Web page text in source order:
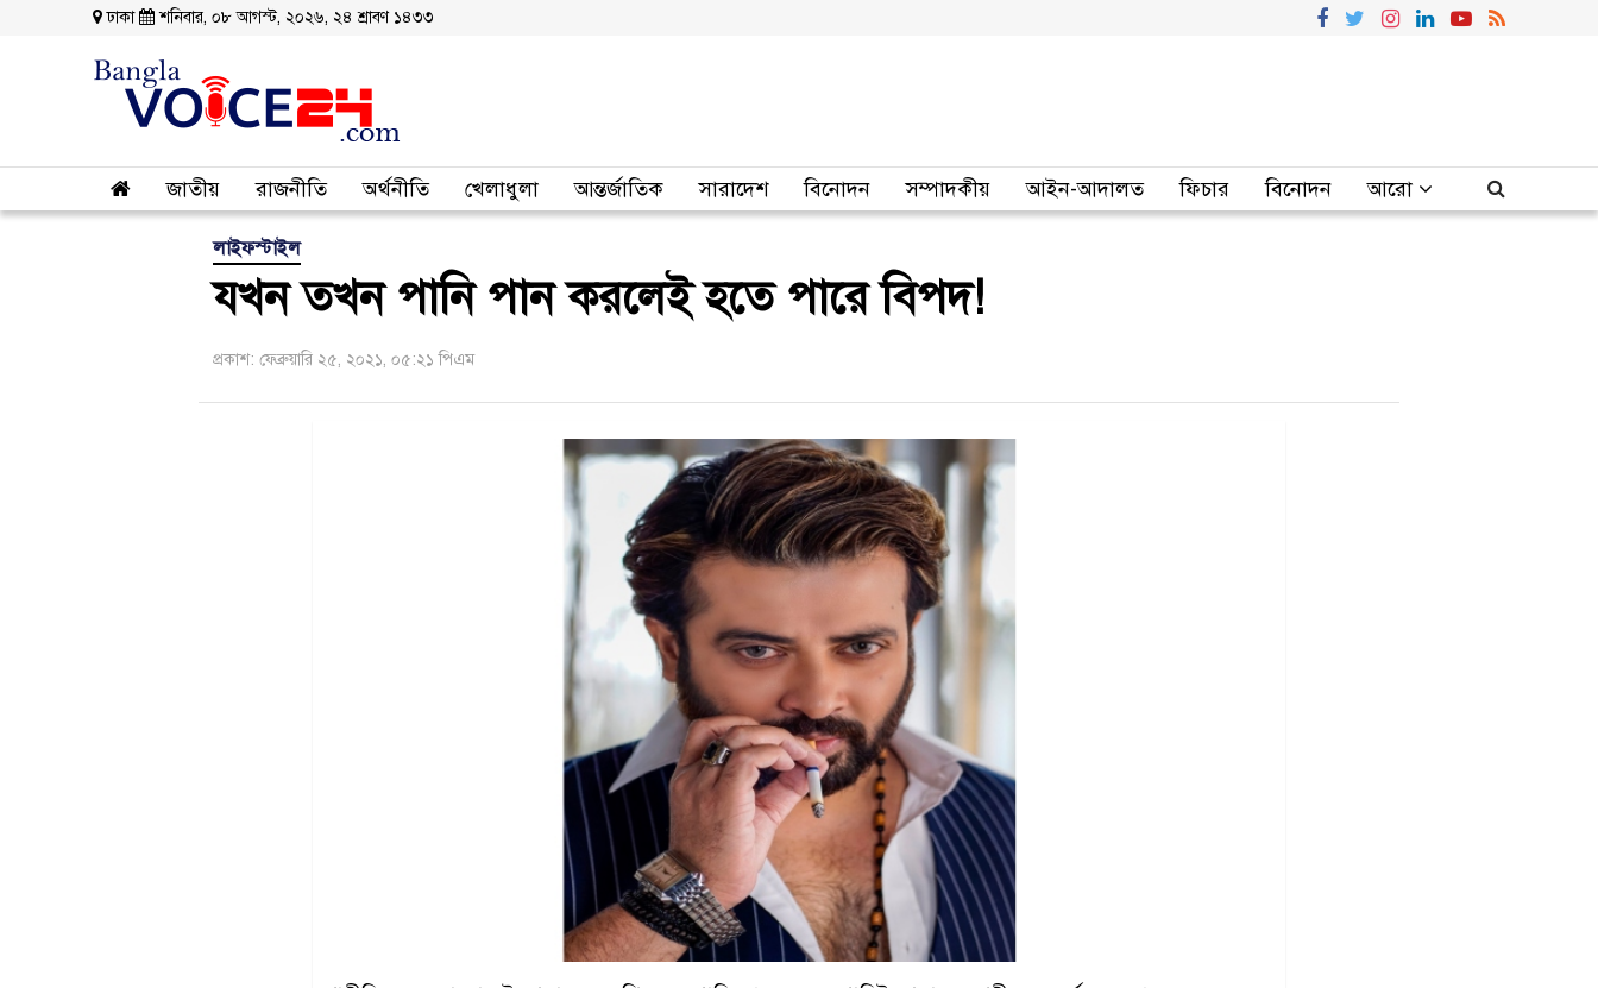
ঢাকা শনিবার, ০৮ আগস্ট, ২০২৬, ২৪ শ্রাবণ ১৪৩৩
জাতীয় রাজনীতি অর্থনীতি খেলাধুলা আন্তর্জাতিক সারাদেশ বিনোদন সম্পাদকীয় আইন-আদালত ফিচার বিনোদন আরো
লাইফস্টাইল
যখন তখন পানি পান করলেই হতে পারে বিপদ!
প্রকাশ: ফেব্রুয়ারি ২৫, ২০২১, ০৫:২১ পিএম